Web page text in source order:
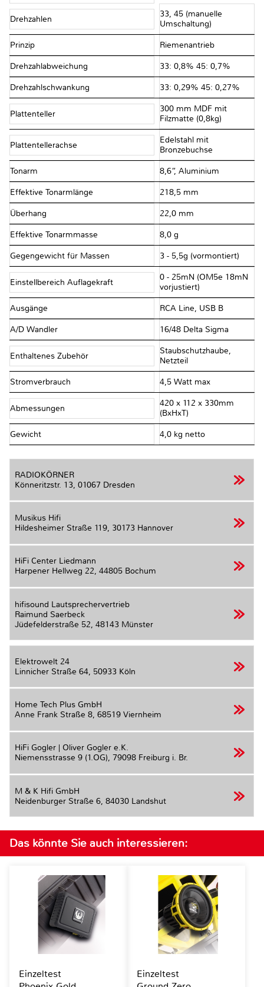
Drehzahlen
33, 45 (manuelle
Umschaltung)
Prinzip Riemenantrieb
Drehzahlabweichung 33: 0,8% 45: 0,7%
Drehzahlschwankung 33: 0,29% 45: 0,27%
Plattenteller
300 mm MDF mit
Filzmatte (0,8kg)
Plattentellerachse
Edelstahl mit
Bronzebuchse
Tonarm 8,6”, Aluminium
Effektive Tonarmlänge 218,5 mm
Überhang 22,0 mm
Effektive Tonarmmasse 8,0 g
Gegengewicht für Massen 3 - 5,5g (vormontiert)
Einstellbereich Auflagekraft
0 - 25mN (OM5e 18mN
vorjustiert)
Ausgänge RCA Line, USB B
A/D Wandler 16/48 Delta Sigma
Enthaltenes Zubehör
Staubschutzhaube,
Netzteil
Stromverbrauch 4,5 Watt max
Abmessungen
420 x 112 x 330mm
(BxHxT)
Gewicht 4,0 kg netto
RADIOKÖRNER
Könneritzstr. 13, 01067 Dresden
Musikus Hifi
Hildesheimer Straße 119, 30173 Hannover
HiFi Center Liedmann
Harpener Hellweg 22, 44805 Bochum
hifisound Lautsprechervertrieb
Raimund Saerbeck
Jüdefelderstraße 52, 48143 Münster
Elektrowelt 24
Linnicher Straße 64, 50933 Köln
Home Tech Plus GmbH
Anne Frank Straße 8, 68519 Viernheim
HiFi Gogler | Oliver Gogler e.K.
Niemensstrasse 9 (1.OG), 79098 Freiburg i. Br.
M & K Hifi GmbH
Neidenburger Straße 6, 84030 Landshut
Das könnte Sie auch interessieren:
Einzeltest
Einzeltest